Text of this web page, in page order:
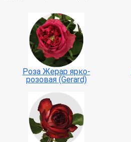
Роза Жерар ярко-
розовая (Gerard)